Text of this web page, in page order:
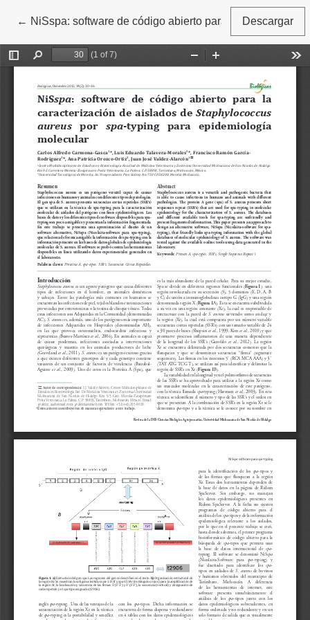
← Volver a los detalles del artículo
NiSspa: software de código abierto para la Descargar